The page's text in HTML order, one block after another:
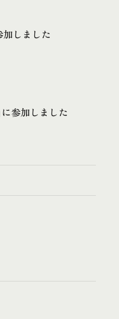
加しました
に参加しました